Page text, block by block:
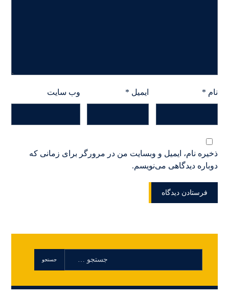
نام * ایمیل * وب‌ سایت
ذخیره نام، ایمیل و وبسایت من در مرورگر برای زمانی که
دوباره دیدگاهی می‌نویسم.